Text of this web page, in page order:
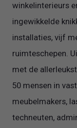
winkelinterieurs
ingewikkelde
installaties, vijf
ruimteschepen.
met de
50 mensen in
meubelmakers,
techneuten,